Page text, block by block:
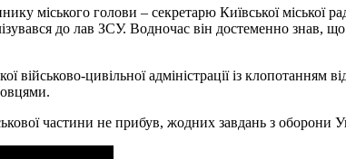
міського голови – секретарю Київської міської
до лав ЗСУ. Водночас він достеменно знав, що
військово-цивільної адміністрації із клопотанням
частини не прибув, жодних завдань з оборони